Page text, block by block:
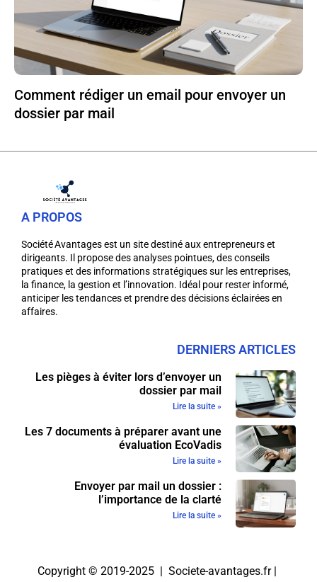
Comment rédiger un email pour envoyer un
dossier par mail
A PROPOS
Société Avantages est un site destiné aux entrepreneurs et
dirigeants. Il propose des analyses pointues, des conseils
pratiques et des informations stratégiques sur les entreprises,
la finance, la gestion et l’innovation. Idéal pour rester informé,
anticiper les tendances et prendre des décisions éclairées en
affaires.
DERNIERS ARTICLES
Les pièges à éviter lors d’envoyer un
dossier par mail
Lire la suite »
Les 7 documents à préparer avant une
évaluation EcoVadis
Lire la suite »
Envoyer par mail un dossier :
l’importance de la clarté
Lire la suite »
Copyright © 2019-2025 | Societe-avantages.fr |